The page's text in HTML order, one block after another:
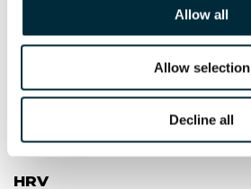
Allow all
Allow selection
Decline all
ERSATZTEIL-VERZEICHNIS
Fernsteuerung
HRV